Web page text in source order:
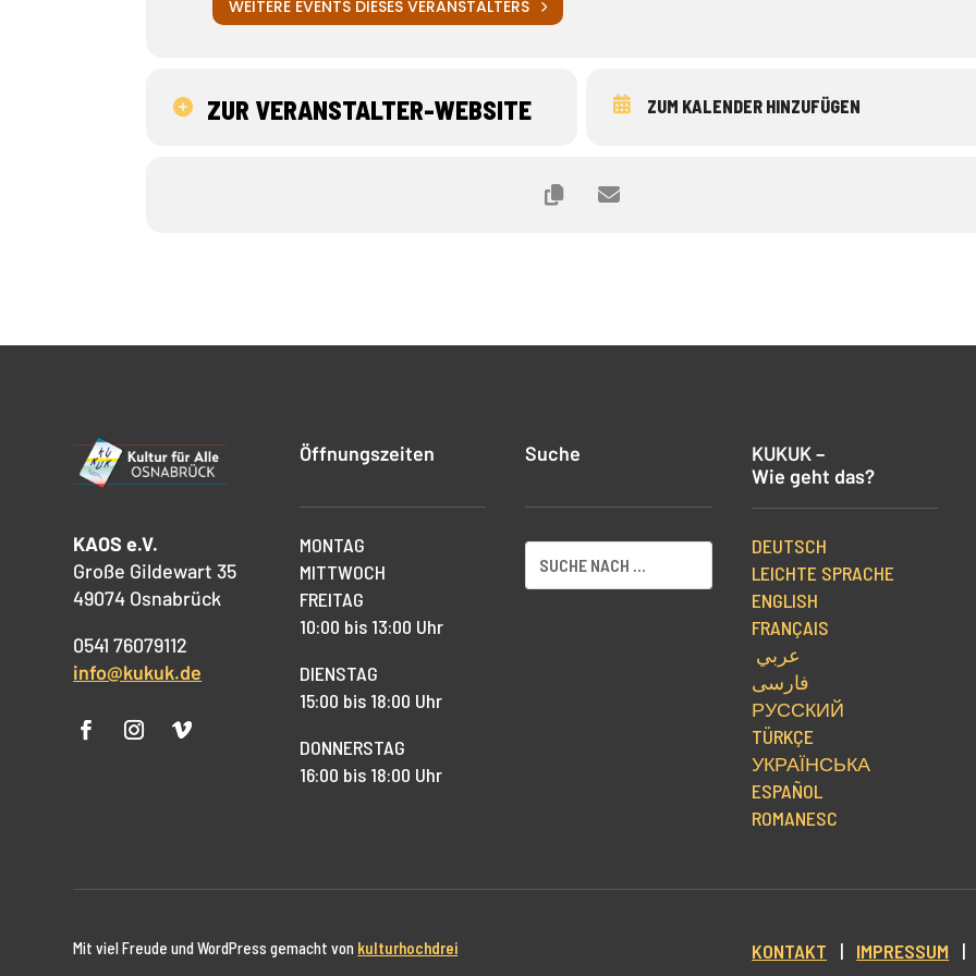
WEITERE EVENTS DIESES VERANSTALTERS
ZUR VERANSTALTER-WEBSITE ZUM KALENDER HINZUFÜGEN
KAOS e.V.
Große Gildewart 35
49074 Osnabrück
0541 76079112
info@kukuk.de
Öffnungszeiten
MONTAG
MITTWOCH
FREITAG
10:00 bis 13:00 Uhr
DIENSTAG
15:00 bis 18:00 Uhr
DONNERSTAG
16:00 bis 18:00 Uhr
Suche
KUKUK –
Wie geht das?
DEUTSCH
LEICHTE SPRACHE
ENGLISH
FRANÇAIS
عربي
فارسی
РУССКИЙ
TÜRKÇE
УКРАЇНСЬКА
ESPAÑOL
ROMANESC
Mit viel Freude und WordPress gemacht von kulturhochdrei KONTAKT | IMPRESSUM